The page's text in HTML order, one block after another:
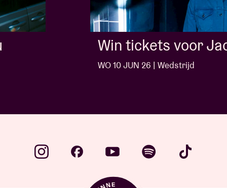
Win tickets voor Jack White
WO 10 JUN 26 | Wedstrijd